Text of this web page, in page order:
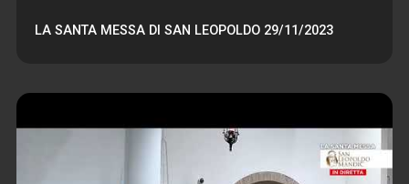
LA SANTA MESSA DI SAN LEOPOLDO 29/11/2023